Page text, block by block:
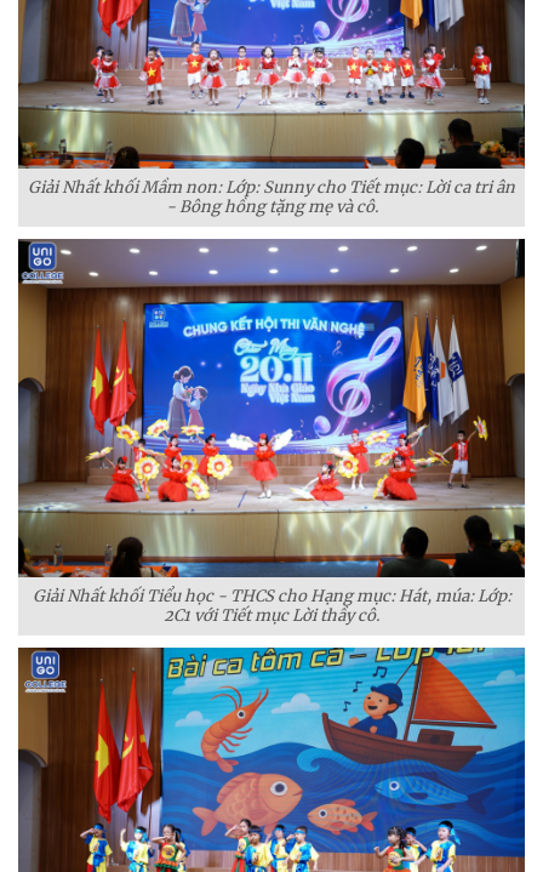
Giải Nhất khối Mầm non: Lớp: Sunny cho Tiết mục: Lời ca tri ân
- Bông hồng tặng mẹ và cô.
Giải Nhất khối Tiểu học - THCS cho Hạng mục: Hát, múa: Lớp:
2C1 với Tiết mục Lời thầy cô.